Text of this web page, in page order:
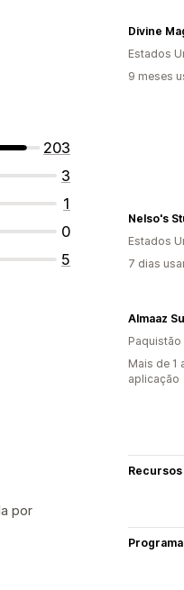
203
3
1
0
5
Divine
Estados
9 meses
Nelso's
Estados
7 dias
Almaaz
Paquistão
Mais de 1
aplicação
por
Recursos